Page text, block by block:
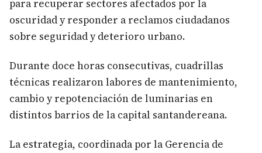
para recuperar sectores afectados por la
oscuridad y responder a reclamos ciudadanos
sobre seguridad y deterioro urbano.
Durante doce horas consecutivas, cuadrillas
técnicas realizaron labores de mantenimiento,
cambio y repotenciación de luminarias en
distintos barrios de la capital santandereana.
La estrategia, coordinada por la Gerencia de